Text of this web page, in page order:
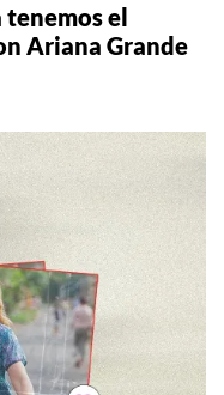
tenemos el
Ariana Grande